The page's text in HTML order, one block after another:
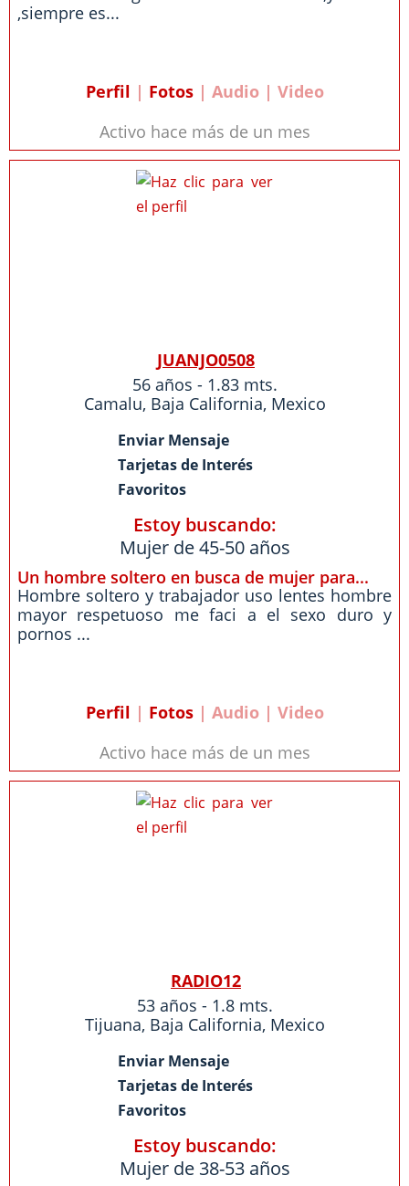
,siempre es...
Perfil | Fotos| Audio | Video
Activo hace más de un mes
JUANJO0508
56 años - 1.83 mts.
Camalu, Baja California, Mexico
Enviar Mensaje
Tarjetas de Interés
Favoritos
Estoy buscando:
Mujer de 45-50 años
Un hombre soltero en busca de mujer para...
Hombre soltero y trabajador uso lentes hombre
mayor respetuoso me faci a el sexo duro y
pornos ...
Perfil | Fotos| Audio | Video
Activo hace más de un mes
RADIO12
53 años - 1.8 mts.
Tijuana, Baja California, Mexico
Enviar Mensaje
Tarjetas de Interés
Favoritos
Estoy buscando:
Mujer de 38-53 años